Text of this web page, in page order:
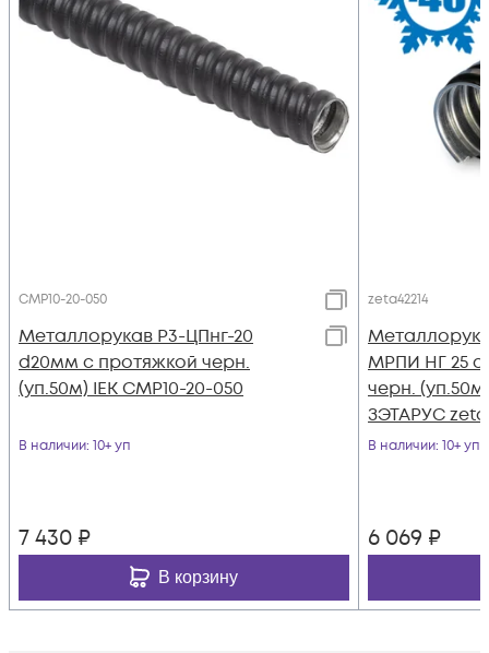
CMP10-20-050
Металлорукав Р3-ЦПнг-20
d20мм с протяжкой черн.
(уп.50м) IEK CMP10-20-050
В наличии: 10+ уп
7 430 ₽
В корзину
zeta42214
МРПИ НГ 25
черн.
ЗЭТАРУС
В наличии: 10+ уп
6 069 ₽